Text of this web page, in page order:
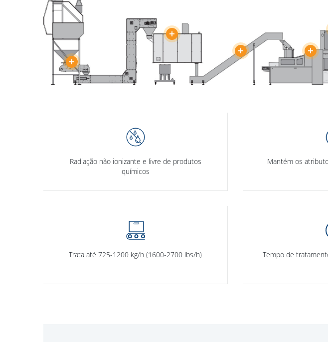
Radiação não ionizante e livre de produtos
químicos
Mantém os
Trata até 725-1200 kg/h (1600-2700 lbs/h) Tempo de